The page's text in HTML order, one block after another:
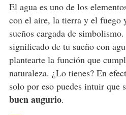
El agua es uno de los
con el aire, la tierra y el fuego
sueños cargada de
significado de tu sueño con
plantearte la función que
naturaleza. ¿Lo tienes? En
solo por eso puedes intuir que
buen augurio.